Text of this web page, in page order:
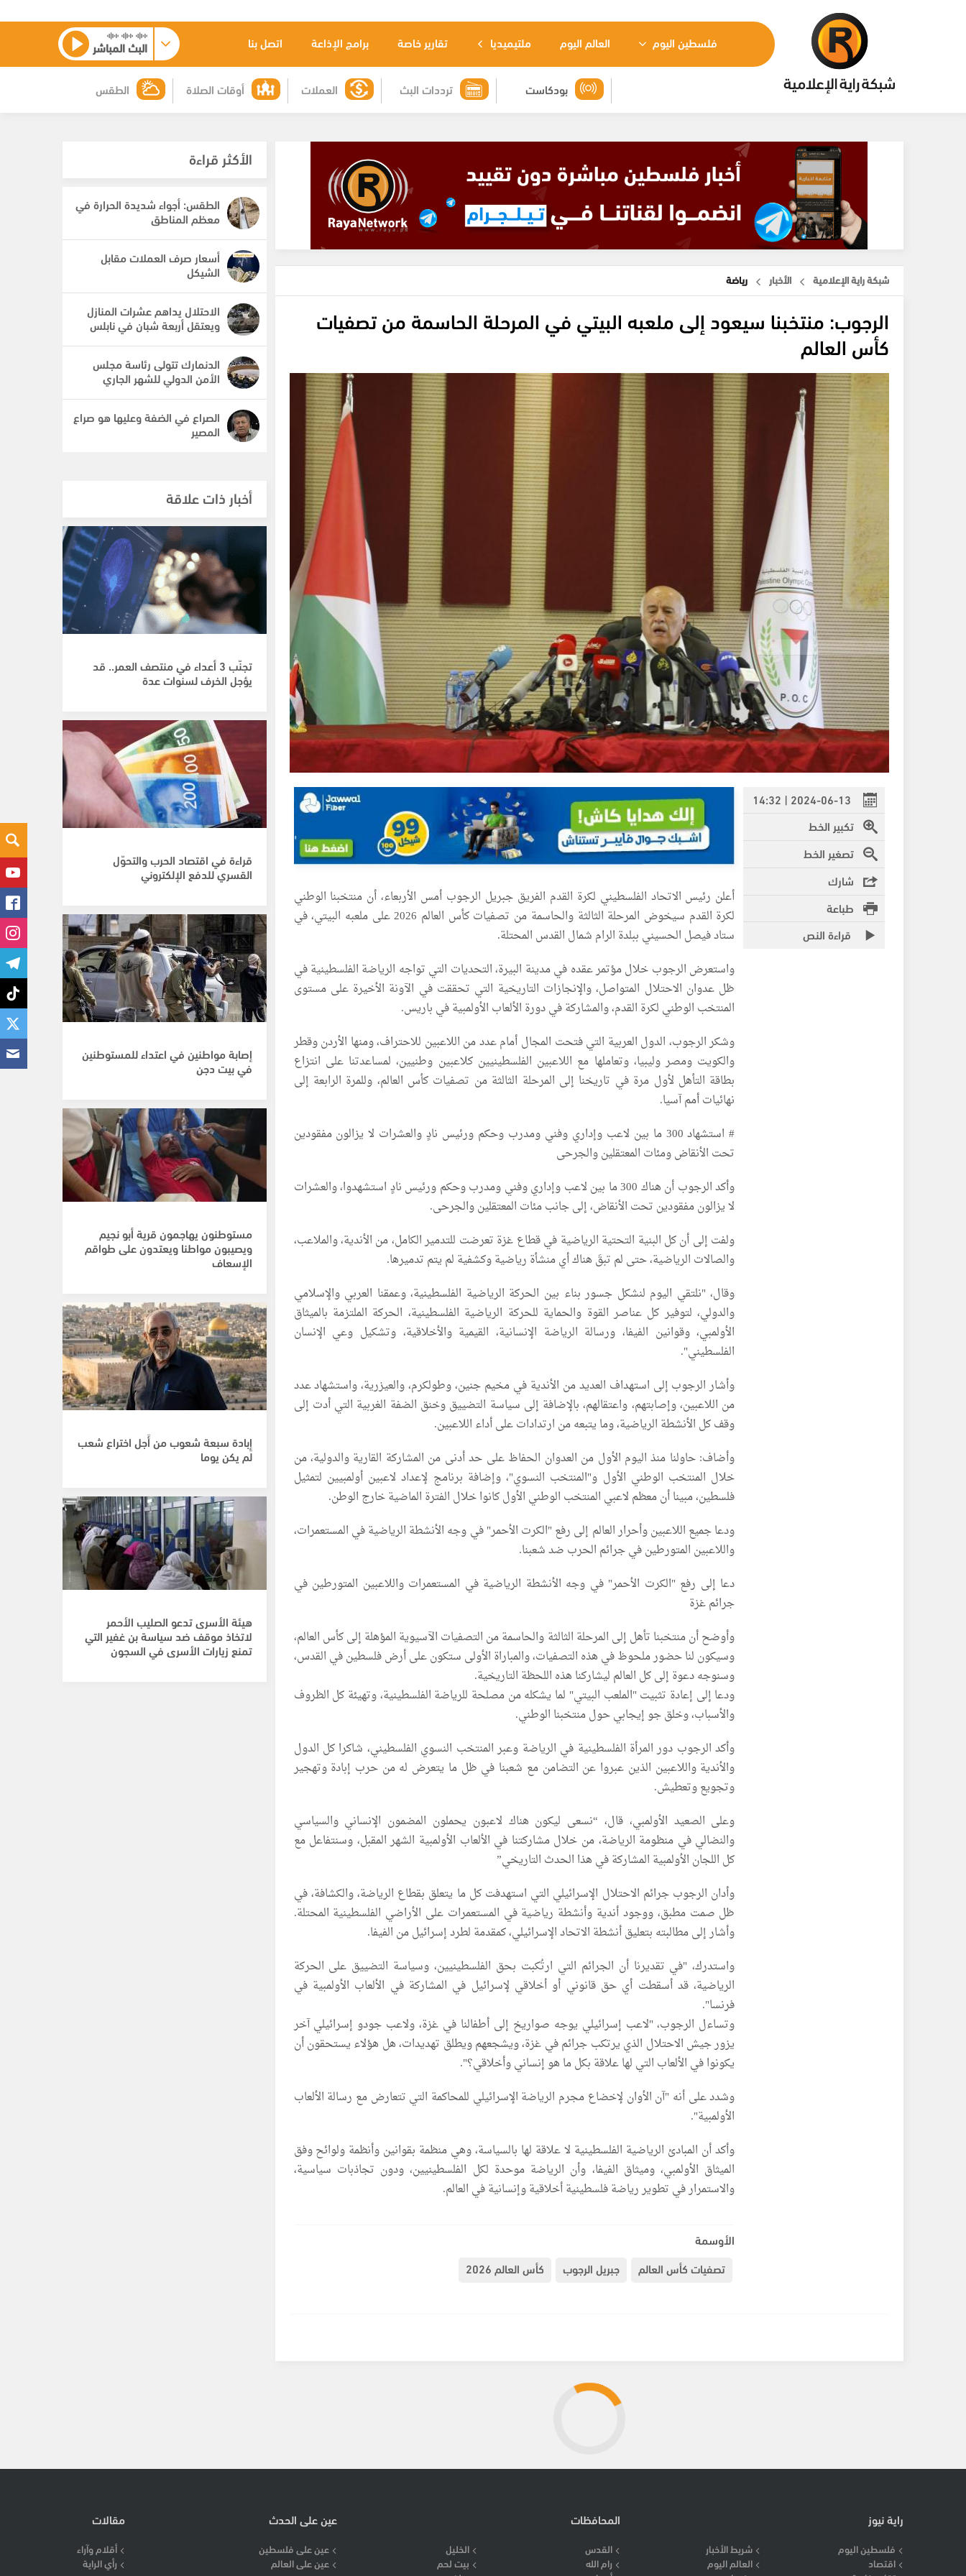
فلسطين اليوم العالم اليوم ملتيميديا تقارير خاصة برامج الإذاعة اتصل بنا البث المباشر
الطقس أوقات الصلاة العملات ترددات البث بودكاست
شبكة راية الإعلامية الأخبار رياضة
الرجوب: منتخبنا سيعود إلى ملعبه البيتي في المرحلة الحاسمة من تصفيات
كأس العالم
2024-06-13 | 14:32
تكبير الخط
تصغير الخط
شارك
طباعة
قراءة النص
أعلن رئيس الاتحاد الفلسطيني لكرة القدم الفريق جبريل الرجوب أمس الأربعاء، أن منتخبنا الوطني
لكرة القدم سيخوض المرحلة الثالثة والحاسمة من تصفيات كأس العالم 2026 على ملعبه البيتي، في
ستاد فيصل الحسيني ببلدة الرام شمال القدس المحتلة.
واستعرض الرجوب خلال مؤتمر عقده في مدينة البيرة، التحديات التي تواجه الرياضة الفلسطينية في
ظل عدوان الاحتلال المتواصل، والإنجازات التاريخية التي تحققت في الآونة الأخيرة على مستوى
المنتخب الوطني لكرة القدم، والمشاركة في دورة الألعاب الأولمبية في باريس.
وشكر الرجوب، الدول العربية التي فتحت المجال أمام عدد من اللاعبين للاحتراف، ومنها الأردن وقطر
والكويت ومصر وليبيا، وتعاملها مع اللاعبين الفلسطينيين كلاعبين وطنيين، لمساعدتنا على انتزاع
بطاقة التأهل لأول مرة في تاريخنا إلى المرحلة الثالثة من تصفيات كأس العالم، وللمرة الرابعة إلى
نهائيات أمم آسيا.
# استشهاد 300 ما بين لاعب وإداري وفني ومدرب وحكم ورئيس نادٍ والعشرات لا يزالون مفقودين
تحت الأنقاض ومئات المعتقلين والجرحى
وأكد الرجوب أن هناك 300 ما بين لاعب وإداري وفني ومدرب وحكم ورئيس نادٍ استشهدوا، والعشرات
لا يزالون مفقودين تحت الأنقاض، إلى جانب مئات المعتقلين والجرحى.
ولفت إلى أن كل البنية التحتية الرياضية في قطاع غزة تعرضت للتدمير الكامل، من الأندية، والملاعب،
والصالات الرياضية، حتى لم تبقَ هناك أي منشأة رياضية وكشفية لم يتم تدميرها.
وقال، "نلتقي اليوم لنشكل جسور بناء بين الحركة الرياضية الفلسطينية، وعمقنا العربي والإسلامي
والدولي، لتوفير كل عناصر القوة والحماية للحركة الرياضية الفلسطينية، الحركة الملتزمة بالميثاق
الأولمبي، وقوانين الفيفا، ورسالة الرياضة الإنسانية، القيمية والأخلاقية، وتشكيل وعي الإنسان
الفلسطيني".
وأشار الرجوب إلى استهداف العديد من الأندية في مخيم جنين، وطولكرم، والعيزرية، واستشهاد عدد
من اللاعبين، وإصابتهم، واعتقالهم، بالإضافة إلى سياسة التضييق وخنق الضفة الغربية التي أدت إلى
وقف كل الأنشطة الرياضية، وما يتبعه من ارتدادات على أداء اللاعبين.
وأضاف: حاولنا منذ اليوم الأول من العدوان الحفاظ على حد أدنى من المشاركة القارية والدولية، من
خلال المنتخب الوطني الأول و"المنتخب النسوي"، وإضافة برنامج لإعداد لاعبين أولمبيين لتمثيل
فلسطين، مبينا أن معظم لاعبي المنتخب الوطني الأول كانوا خلال الفترة الماضية خارج الوطن.
ودعا جميع اللاعبين وأحرار العالم إلى رفع "الكرت الأحمر" في وجه الأنشطة الرياضية في المستعمرات،
واللاعبين المتورطين في جرائم الحرب ضد شعبنا.
دعا إلى رفع "الكرت الأحمر" في وجه الأنشطة الرياضية في المستعمرات واللاعبين المتورطين في
جرائم غزة
وأوضح أن منتخبنا تأهل إلى المرحلة الثالثة والحاسمة من التصفيات الآسيوية المؤهلة إلى كأس العالم،
وسيكون لنا حضور ملحوظ في هذه التصفيات، والمباراة الأولى ستكون على أرض فلسطين في القدس،
وسنوجه دعوة إلى كل العالم ليشاركنا هذه اللحظة التاريخية.
ودعا إلى إعادة تثبيت "الملعب البيتي" لما يشكله من مصلحة للرياضة الفلسطينية، وتهيئة كل الظروف
والأسباب، وخلق جو إيجابي حول منتخبنا الوطني.
وأكد الرجوب دور المرأة الفلسطينية في الرياضة وعبر المنتخب النسوي الفلسطيني، شاكرا كل الدول
والأندية واللاعبين الذين عبروا عن التضامن مع شعبنا في ظل ما يتعرض له من حرب إبادة وتهجير
وتجويع وتعطيش.
وعلى الصعيد الأولمبي، قال، “نسعى ليكون هناك لاعبون يحملون المضمون الإنساني والسياسي
والنضالي في منظومة الرياضة، من خلال مشاركتنا في الألعاب الأولمبية الشهر المقبل، وسنتفاعل مع
كل اللجان الأولمبية المشاركة في هذا الحدث التاريخي”
وأدان الرجوب جرائم الاحتلال الإسرائيلي التي استهدفت كل ما يتعلق بقطاع الرياضة، والكشافة، في
ظل صمت مطبق، ووجود أندية وأنشطة رياضية في المستعمرات على الأراضي الفلسطينية المحتلة.
وأشار إلى مطالبته بتعليق أنشطة الاتحاد الإسرائيلي، كمقدمة لطرد إسرائيل من الفيفا.
واستدرك، "في تقديرنا أن الجرائم التي ارتُكبت بحق الفلسطينيين، وسياسة التضييق على الحركة
الرياضية، قد أسقطت أي حق قانوني أو أخلاقي لإسرائيل في المشاركة في الألعاب الأولمبية في
فرنسا".
وتساءل الرجوب، "لاعب إسرائيلي يوجه صواريخ إلى أطفالنا في غزة، ولاعب جودو إسرائيلي آخر
يزور جيش الاحتلال الذي يرتكب جرائم في غزة، ويشجعهم ويطلق تهديدات، هل هؤلاء يستحقون أن
يكونوا في الألعاب التي لها علاقة بكل ما هو إنساني وأخلاقي؟".
وشدد على أنه "آن الأوان لإخضاع مجرم الرياضة الإسرائيلي للمحاكمة التي تتعارض مع رسالة الألعاب
الأولمبية".
وأكد أن المبادئ الرياضية الفلسطينية لا علاقة لها بالسياسة، وهي منظمة بقوانين وأنظمة ولوائح وفق
الميثاق الأولمبي، وميثاق الفيفا، وأن الرياضة موحدة لكل الفلسطينيين، ودون تجاذبات سياسية،
والاستمرار في تطوير رياضة فلسطينية أخلاقية وإنسانية في العالم.
الأوسمة
تصفيات كأس العالم
جبريل الرجوب كأس العالم 2026
الأكثر قراءة
الطقس: أجواء شديدة الحرارة في
معظم المناطق
أسعار صرف العملات مقابل
الشيكل
الاحتلال يداهم عشرات المنازل
ويعتقل أربعة شبان في نابلس
الدنمارك تتولى رئاسة مجلس
الأمن الدولي للشهر الجاري
الصراع في الضفة وعليها هو صراع
المصير
أخبار ذات علاقة
تجنّب 3 أعداء في منتصف العمر.. قد
يؤجل الخرف لسنوات عدة
قراءة في اقتصاد الحرب والتحوّل
القسري للدفع الإلكتروني
إصابة مواطنين في اعتداء للمستوطنين
في بيت دجن
مستوطنون يهاجمون قرية أبو نجيم
ويصيبون مواطنا ويعتدون على طواقم
الإسعاف
إِبادة سبعة شعوب من أَجل اختراع شعب
لم يكن يوما
هيئة الأسرى تدعو الصليب الأحمر
لاتخاذ موقف ضد سياسة بن غفير التي
تمنع زيارات الأسرى في السجون
راية نيوز
فلسطين اليوم
شريط الأخبار
اقتصاد
العالم اليوم
المحافظات
القدس
الخليل
رام الله
بيت لحم
عين على الحدث
عين على فلسطين
عين على العالم
مقالات
أقلام وآراء
رأي الراية